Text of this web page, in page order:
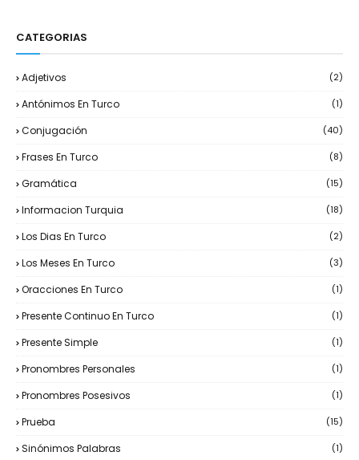
CATEGORIAS
Adjetivos (2)
Antónimos En Turco (1)
Conjugación (40)
Frases En Turco (8)
Gramática (15)
Informacion Turquia (18)
Los Dias En Turco (2)
Los Meses En Turco (3)
Oracciones En Turco (1)
Presente Continuo En Turco (1)
Presente Simple (1)
Pronombres Personales (1)
Pronombres Posesivos (1)
Prueba (15)
Sinónimos Palabras (1)